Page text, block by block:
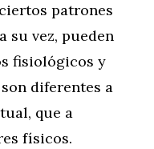
patrones
su vez, pueden
fisiológicos y
diferentes a
que a
físicos.